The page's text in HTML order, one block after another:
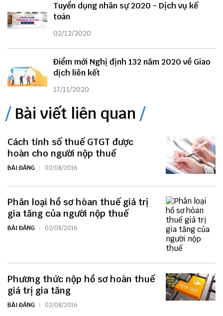
Tuyển dụng nhân sự 2020 - Dịch vụ kế
toán
02/12/2020
Điểm mới Nghị định 132 năm 2020 về Giao
dịch liên kết
17/11/2020
Bài viết liên quan
Cách tính số thuế GTGT được
hoàn cho người nộp thuế
BÀI ĐĂNG 02/08/2016
Phân loại hồ sơ hòan thuế giá trị
gia tăng của người nộp thuế
BÀI ĐĂNG 02/08/2016
Phương thức nộp hồ sơ hoàn thuế
giá trị gia tăng
BÀI ĐĂNG 02/08/2016